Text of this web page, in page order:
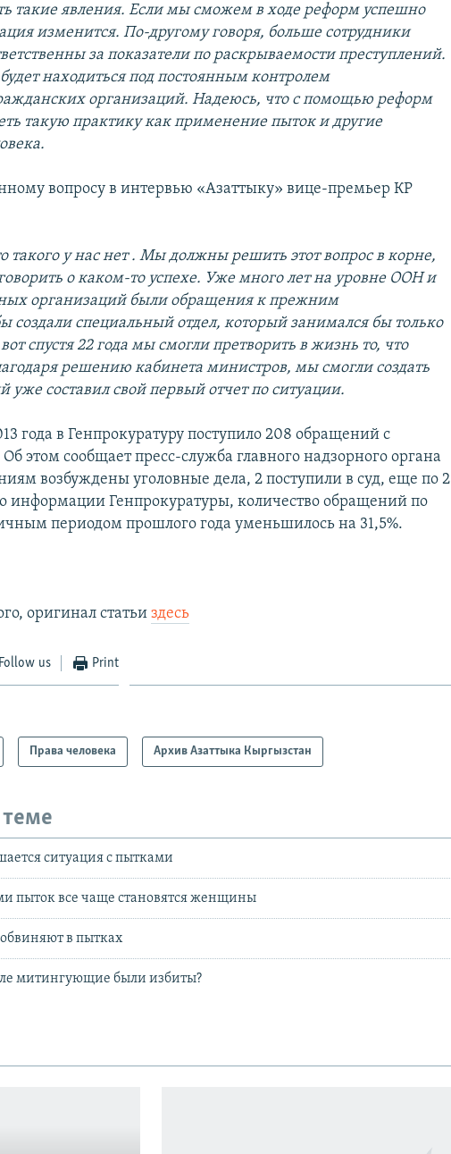
такие явления. Если мы сможем в ходе реформ успешно
изменится. По-другому говоря, больше сотрудники
за показатели по раскрываемости преступлений.
находиться под постоянным контролем
организаций. Надеюсь, что с помощью реформ
такую практику как применение пыток и другие
вопросу в интервью «Азаттыку» вице-премьер КР
такого у наснет . Мы должны решить этот вопрос в корне,
о каком-то успехе. Уже много лет на уровне ООН и
организаций были обращения к прежним
создали специальный отдел, который занимался бы только
спустя 22 года мы смогли претворить в жизнь то, что
решению кабинета министров, мы смогли создать
уже составил свой первый отчет по ситуации.
года в Генпрокуратуру поступило 208 обращений с
этом сообщает пресс-служба главного надзорного органа
возбуждены уголовные дела, 2 поступили в суд, еще по 2
информации Генпрокуратуры, количество обращений по
периодом прошлого года уменьшилось на 31,5%.
оригинал статьиздесь
Follow us Print
Права человека Архив Азаттыка Кыргызстан
ситуация с пытками
пыток все чаще становятся женщины
в пытках
митингующие были избиты?